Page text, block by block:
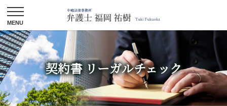
契約書 リーガルチェック